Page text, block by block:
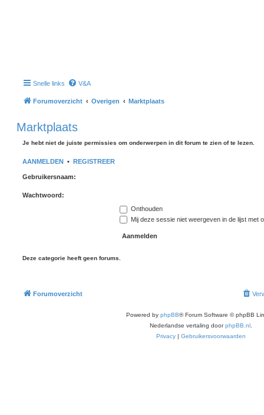
Snelle links V&A
Forumoverzicht Overigen Marktplaats
Marktplaats
Je hebt niet de juiste permissies om onderwerpen in dit forum te zien of te lezen.
AANMELDEN • REGISTREER
Gebruikersnaam:
Wachtwoord:
Onthouden
Mij deze sessie niet weergeven in de lijst met
Deze categorie heeft geen forums.
Forumoverzicht
Powered by phpBB® Forum Software © phpBB
Nederlandse vertaling doorphpBB.nl.
Privacy| Gebruikersvoorwaarden